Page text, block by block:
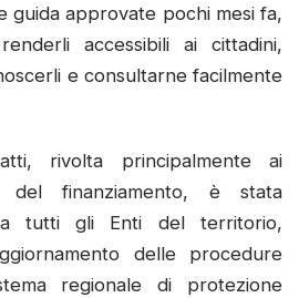
guida approvate pochi mesi fa,
accessibili ai cittadini,
e consultarne facilmente
rivolta principalmente ai
del finanziamento, è stata
a tutti gli Enti del territorio,
delle procedure
regionale di protezione